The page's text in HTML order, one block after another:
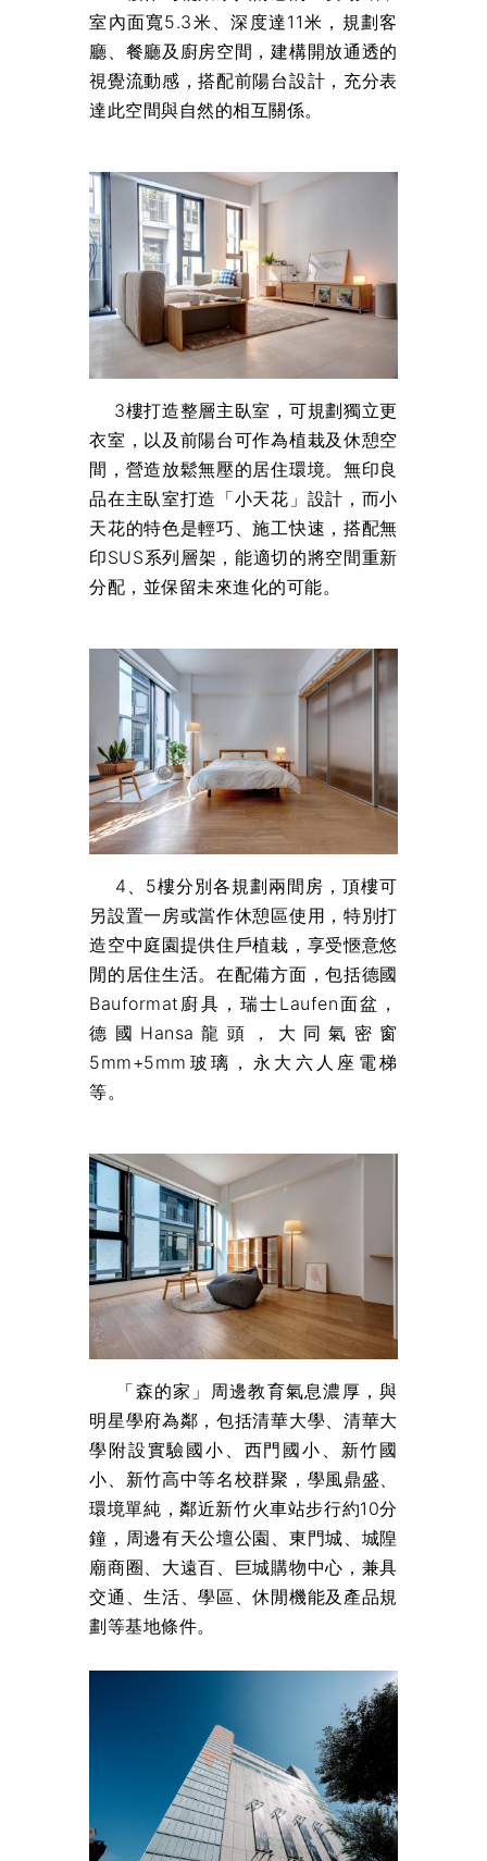
室內面寬5.3米、深度達11米，規劃客
廳、餐廳及廚房空間，建構開放通透的
視覺流動感，搭配前陽台設計，充分表
達此空間與自然的相互關係。
3樓打造整層主臥室，可規劃獨立更
衣室，以及前陽台可作為植栽及休憩空
間，營造放鬆無壓的居住環境。無印良
品在主臥室打造「小天花」設計，而小
天花的特色是輕巧、施工快速，搭配無
印SUS系列層架，能適切的將空間重新
分配，並保留未來進化的可能。
4、5樓分別各規劃兩間房，頂樓可
另設置一房或當作休憩區使用，特別打
造空中庭園提供住戶植栽，享受愜意悠
閒的居住生活。在配備方面，包括德國
Bauformat廚具，瑞士Laufen面盆，
德國Hansa龍頭，大同氣密窗
5mm+5mm玻璃，永大六人座電梯
等。
「森的家」周邊教育氣息濃厚，與
明星學府為鄰，包括清華大學、清華大
學附設實驗國小、西門國小、新竹國
小、新竹高中等名校群聚，學風鼎盛、
環境單純，鄰近新竹火車站步行約10分
鐘，周邊有天公壇公園、東門城、城隍
廟商圈、大遠百、巨城購物中心，兼具
交通、生活、學區、休閒機能及產品規
劃等基地條件。